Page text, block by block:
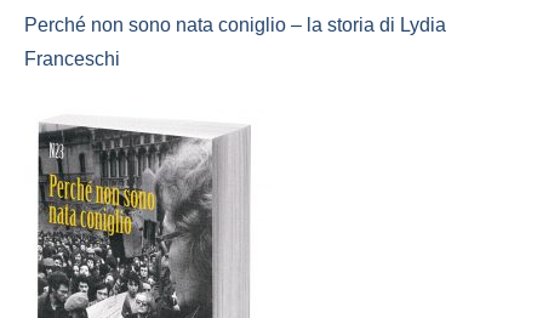
Perché non sono nata coniglio – la storia di Lydia
Franceschi